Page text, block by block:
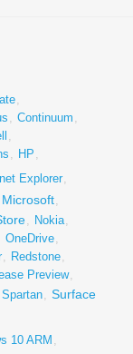
,
, Continuum ,
,
, HP ,
Explorer,
Microsoft,
, Nokia,
OneDrive,
, Redstone,
Preview,
Spartan, Surface
10 ARM ,